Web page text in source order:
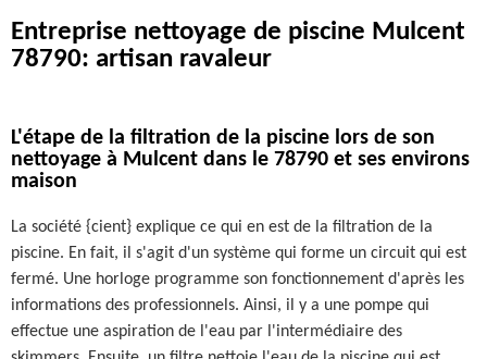
Entreprise nettoyage de piscine Mulcent
78790: artisan ravaleur
L'étape de la filtration de la piscine lors de son
nettoyage à Mulcent dans le 78790 et ses environs
maison
La société {cient} explique ce qui en est de la filtration de la
piscine. En fait, il s'agit d'un système qui forme un circuit qui est
fermé. Une horloge programme son fonctionnement d'après les
informations des professionnels. Ainsi, il y a une pompe qui
effectue une aspiration de l'eau par l'intermédiaire des